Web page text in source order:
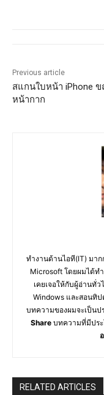
Previous article
สแกนใบหน้า iPhone
หน้ากาก
ทำงานด้านไอที(IT) มาก
Microsoft โดยผมได้ท
เคยเจอให้กับผู้อ่านทั่
Windows และสอนทิป
บทความของผมจะเป็นป
Share บทความที่มีปร
RELATED ARTICLES